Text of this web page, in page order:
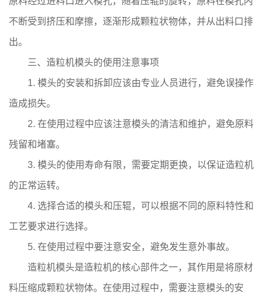
不断受到挤压和摩擦，逐渐形成颗粒状物体，并从出料口排
出。
三、造粒机模头的使用注意事项
1. 模头的安装和拆卸应该由专业人员进行，避免误操作
造成损失。
2. 在使用过程中应该注意模头的清洁和维护，避免原料
残留和堵塞。
3. 模头的使用寿命有限，需要定期更换，以保证造粒机
的正常运转。
4. 选择合适的模头和压辊，可以根据不同的原料特性和
工艺要求进行选择。
5. 在使用过程中要注意安全，避免发生意外事故。
造粒机模头是造粒机的核心部件之一，其作用是将原材
料压缩成颗粒状物体。在使用过程中，需要注意模头的安